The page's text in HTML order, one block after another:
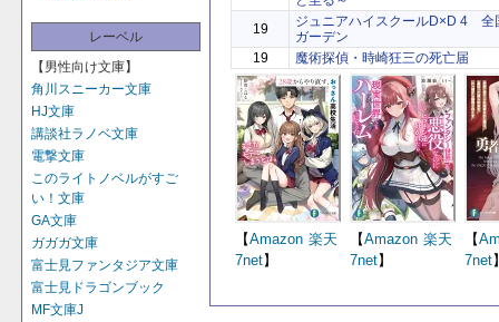
レーベル
【男性向け文庫】
角川スニーカー文庫
HJ文庫
講談社ラノベ文庫
電撃文庫
このライトノベルがすご
い！文庫
GA文庫
ガガガ文庫
富士見ファンタジア文庫
富士見ドラゴンブック
MF文庫J
19
ジュニアハイスクールD×D 4 全
ガーデン
19
魔術探偵・時崎狂三の死亡届
【Amazon 楽天
7net】
【Amazon 楽天
7net】
【
7net